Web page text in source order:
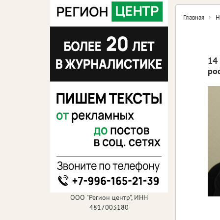
Главная
14
ООО "Регион центр", ИНН
4817003180